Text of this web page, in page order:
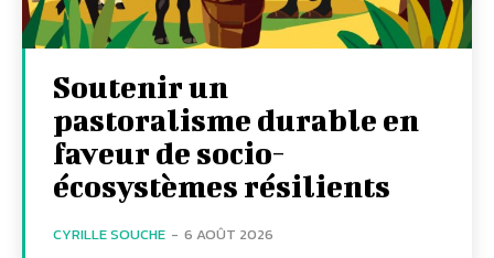
Soutenir un
pastoralisme durable en
faveur de socio-
écosystèmes résilients
CYRILLE SOUCHE - 6 AOÛT 2026